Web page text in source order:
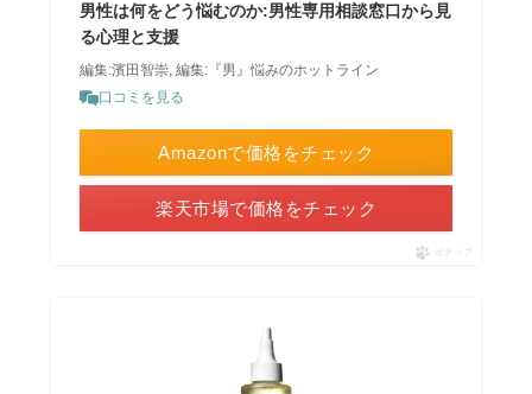
男性は何をどう悩むのか:男性専用相談窓口から見
る心理と支援
編集:濱田智崇, 編集:『男』悩みのホットライン
口コミを見る
Amazonで価格をチェック
楽天市場で価格をチェック
ポチップ